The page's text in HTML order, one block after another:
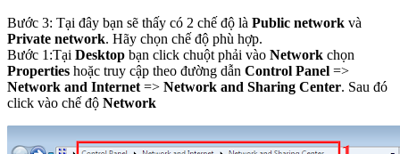
Bước 3: Tại đây bạn sẽ thấy có 2 chế độ là Public network và
Private network. Hãy chọn chế độ phù hợp.
Bước 1:Tại Desktop bạn click chuột phải vào Network chọn
Properties hoặc truy cập theo đường dẫn Control Panel =>
Network and Internet => Network and Sharing Center. Sau đó
click vào chế độ Network